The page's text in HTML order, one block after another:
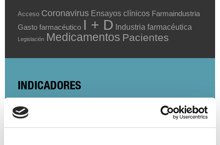
Acceso Coronavirus Ensayos clínicos Farmaindustria
Gasto farmacéutico I + D Industria farmacéutica
Legislación Medicamentos Pacientes
INDICADORES
El valor estratégico de la industria
farmacéutica (2024)